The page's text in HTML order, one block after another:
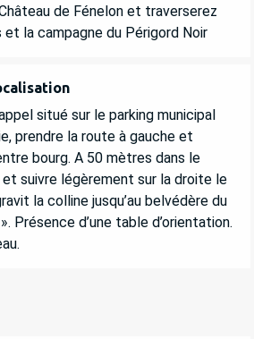
de Fénelon et traverserez
la campagne du Périgord Noir
situé sur le parking municipal
prendre la route à gauche et
bourg. A 50 mètres dans le
suivre légèrement sur la droite le
la colline jusqu’au belvédère du
Présence d’une table d’orientation.